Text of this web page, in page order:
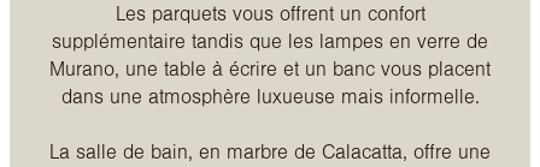
Les parquets vous offrent un confort
supplémentaire tandis que les lampes en verre de
Murano, une table à écrire et un banc vous placent
dans une atmosphère luxueuse mais informelle.
La salle de bain, en marbre de Calacatta, offre une